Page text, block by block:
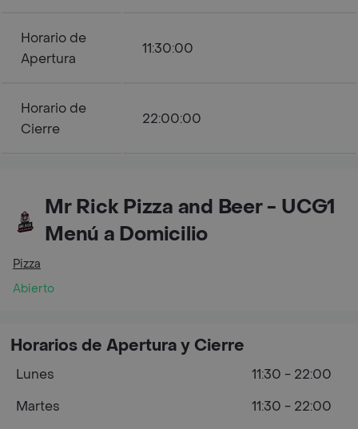
Horario de
Apertura
11:30:00
Horario de
Cierre
22:00:00
Mr Rick Pizza and Beer - UCG1
Menú a Domicilio
Pizza
Abierto
Horarios de Apertura y Cierre
Lunes
11:30 - 22:00
Martes
11:30 - 22:00